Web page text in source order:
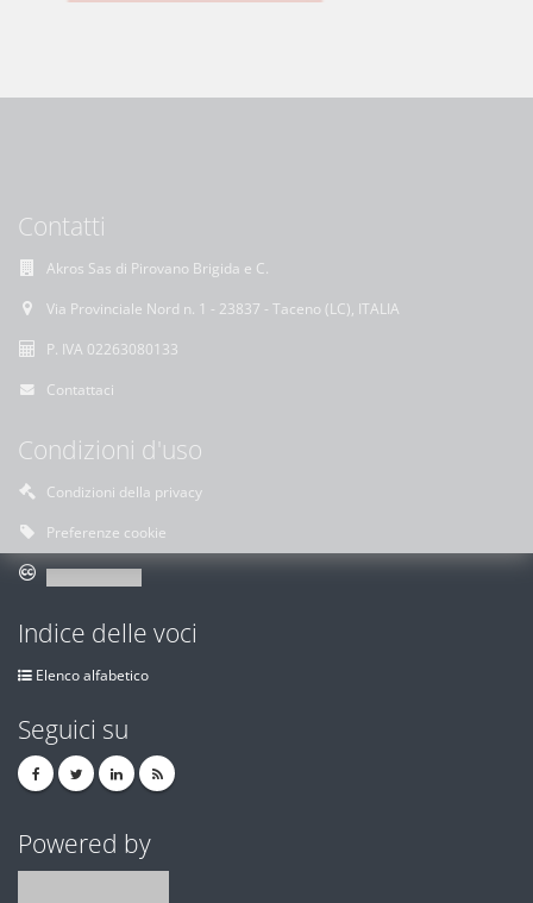
Contatti
Akros Sas di Pirovano Brigida e C.
Via Provinciale Nord n. 1 - 23837 - Taceno (LC), ITALIA
P. IVA 02263080133
Contattaci
Condizioni d'uso
Condizioni della privacy
Preferenze cookie
Indice delle voci
Elenco alfabetico
Seguici su
Powered by